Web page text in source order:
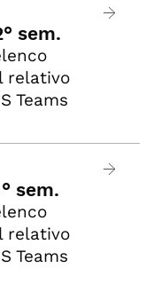
sem.
relativo
Teams
sem.
relativo
Teams